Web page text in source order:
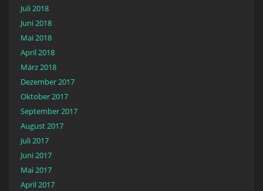
Juli 2018
Juni 2018
Mai 2018
April 2018
März 2018
Dezember 2017
Oktober 2017
September 2017
August 2017
Juli 2017
Juni 2017
Mai 2017
April 2017